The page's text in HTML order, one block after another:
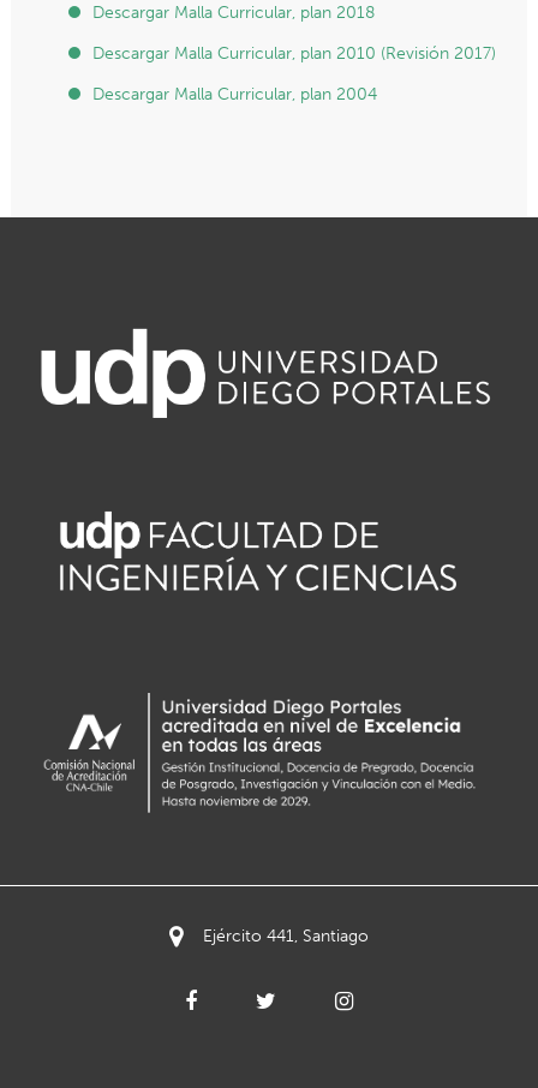
Descargar Malla Curricular, plan 2018
Descargar Malla Curricular, plan 2010 (Revisión 2017)
Descargar Malla Curricular, plan 2004
Ejército 441, Santiago